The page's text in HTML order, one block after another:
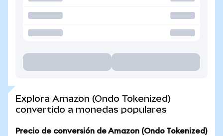
Explora Amazon (Ondo Tokenized)
convertido a monedas populares
Precio de conversión de Amazon (Ondo Tokenized)